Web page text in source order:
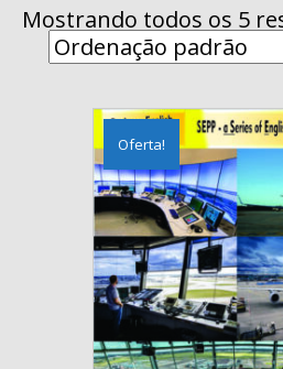
Mostrando todos os 5
Oferta!